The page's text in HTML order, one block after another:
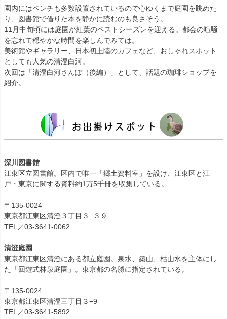
園内にはベンチも多数設置されているので心ゆくまで庭園を眺めた
り、図書館で借りた本を静かに読むのも良さそう。
11月中旬頃には庭園が紅葉のベストシーズンを迎える。都会の喧騒
を忘れて穏やかな時間を楽しんでみては。
美術館やギャラリー、日本初上陸のカフェなど、おしゃれスポット
としても人気の清澄白河。
次回は「清澄白河さんぽ（後編）」として、話題の珈琲ショップを
紹介。
深川図書館
江東区立図書館。区内で唯一「郷土資料室」を設け、江東区と江
戸・東京に関する資料約1万5千冊を収集している。
〒135-0024
東京都江東区清澄３丁目３−３９
TEL／03-3641-0062
清澄庭園
東京都江東区清澄にある都立庭園。泉水、築山、枯山水を主体にし
た「回遊式林泉庭園」。東京都の名勝に指定されている。
〒135-0024
東京都江東区清澄三丁目３−9
TEL／03-3641-5892